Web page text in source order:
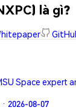
là gì?
Space expert
2026-08-07